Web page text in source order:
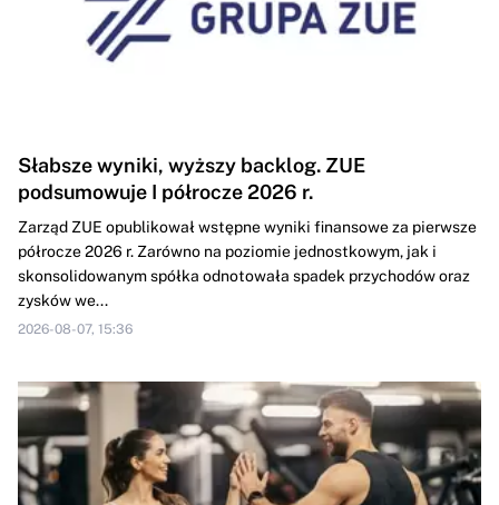
Słabsze wyniki, wyższy backlog. ZUE
podsumowuje I półrocze 2026 r.
Zarząd ZUE opublikował wstępne wyniki finansowe za pierwsze
półrocze 2026 r. Zarówno na poziomie jednostkowym, jak i
skonsolidowanym spółka odnotowała spadek przychodów oraz
zysków we...
2026-08-07, 15:36